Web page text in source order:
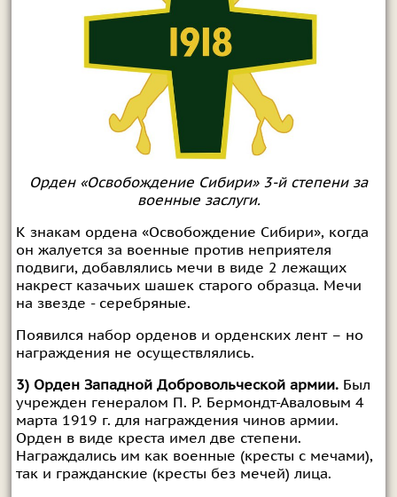
Орден «Освобождение Сибири» 3-й степени за
военные заслуги.
К знакам ордена «Освобождение Сибири», когда
он жалуется за военные против неприятеля
подвиги, добавлялись мечи в виде 2 лежащих
накрест казачьих шашек старого образца. Мечи
на звезде - серебряные.
Появился набор орденов и орденских лент – но
награждения не осуществлялись.
3) Орден Западной Добровольческой армии.Был
учрежден генералом П. Р. Бермондт-Аваловым 4
марта 1919 г. для награждения чинов армии.
Орден в виде креста имел две степени.
Награждались им как военные (кресты с мечами),
так и гражданские (кресты без мечей) лица.